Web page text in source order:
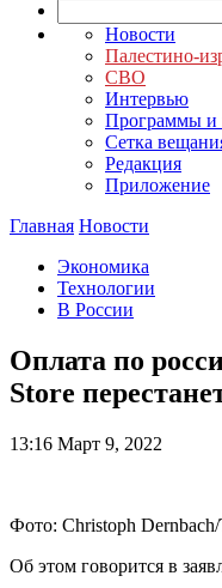
Новости
Палестино-
СВО
Интервью
Программы и
Сетка
Редакция
Приложение
Главная Новости
Экономика
Технологии
В России
Оплата по
Store
13:16 Март 9, 2022
Фото: Christoph
Об этом говорится в